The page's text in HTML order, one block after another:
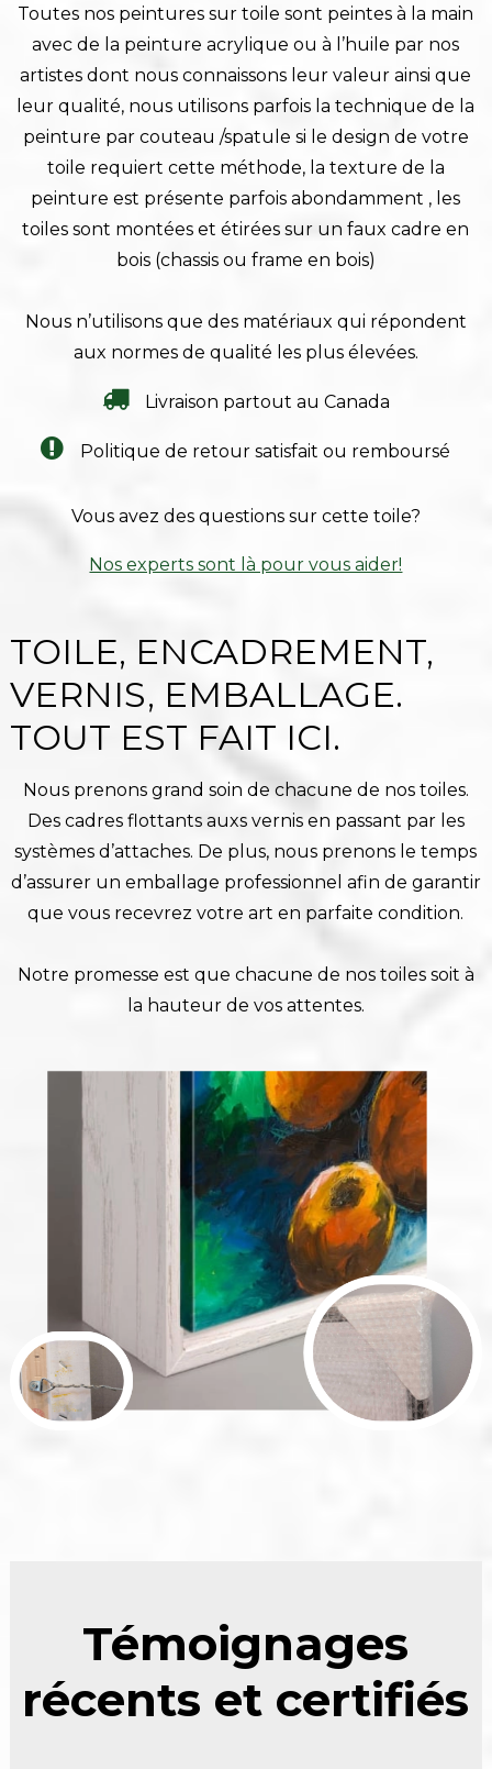
Toutes nos peintures sur toile sont peintes à la main
avec de la peinture acrylique ou à l’huile par nos
artistes dont nous connaissons leur valeur ainsi que
leur qualité, nous utilisons parfois la technique de la
peinture par couteau /spatule si le design de votre
toile requiert cette méthode, la texture de la
peinture est présente parfois abondamment , les
toiles sont montées et étirées sur un faux cadre en
bois (chassis ou frame en bois)
Nous n’utilisons que des matériaux qui répondent
aux normes de qualité les plus élevées.
Livraison partout au Canada
Politique de retour satisfait ou remboursé
Vous avez des questions sur cette toile?
Nos experts sont là pour vous aider!
TOILE, ENCADREMENT,
VERNIS, EMBALLAGE.
TOUT EST FAIT ICI.
Nous prenons grand soin de chacune de nos toiles.
Des cadres flottants auxs vernis en passant par les
systèmes d’attaches. De plus, nous prenons le temps
d’assurer un emballage professionnel afin de garantir
que vous recevrez votre art en parfaite condition.
Notre promesse est que chacune de nos toiles soit à
la hauteur de vos attentes.
Témoignages
récents et certifiés